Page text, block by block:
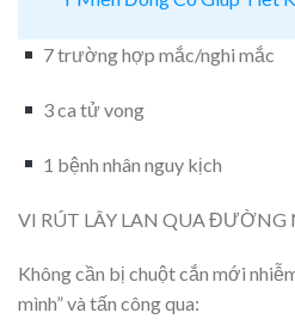
7 trường hợp mắc/nghi mắc
3 ca tử vong
1 bệnh nhân nguy kịch
VI RÚT LÂY LAN QUA ĐƯỜNG
Không cần bị chuột cắn mới
mình” và tấn công qua: